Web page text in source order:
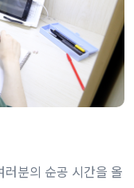
분의 순공 시간을 올